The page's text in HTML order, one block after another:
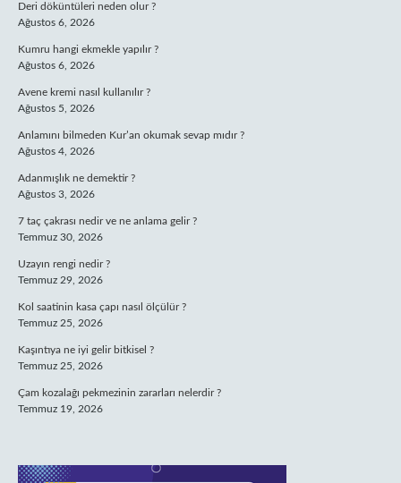
Deri döküntüleri neden olur ?
Ağustos 6, 2026
Kumru hangi ekmekle yapılır ?
Ağustos 6, 2026
Avene kremi nasıl kullanılır ?
Ağustos 5, 2026
Anlamını bilmeden Kur’an okumak sevap mıdır ?
Ağustos 4, 2026
Adanmışlık ne demektir ?
Ağustos 3, 2026
7 taç çakrası nedir ve ne anlama gelir ?
Temmuz 30, 2026
Uzayın rengi nedir ?
Temmuz 29, 2026
Kol saatinin kasa çapı nasıl ölçülür ?
Temmuz 25, 2026
Kaşıntıya ne iyi gelir bitkisel ?
Temmuz 25, 2026
Çam kozalağı pekmezinin zararları nelerdir ?
Temmuz 19, 2026